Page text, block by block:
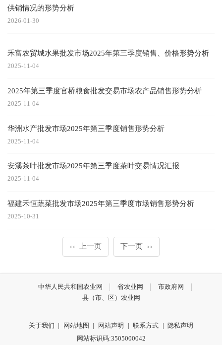
供销情况的形势分析
2026-01-30
禾富农贸城水果批发市场2025年第三季度销售、价格形势分析
2025-11-04
2025年第三季度官桥粮食批发交易市场农产品销售形势分析
2025-11-04
华洲水产批发市场2025年第三季度销售形势分析
2025-11-04
安溪茶叶批发市场2025年第三季度茶叶交易情况汇报
2025-11-04
福建禾恒蔬菜批发市场2025年第三季度市场销售形势分析
2025-10-31
<< 上一页 下一页 >>
中华人民共和国农业网 省农业网
市政府网
县（市、区）农业网
关于我们 | 网站地图 | 网站声明 | 联系方式 | 隐私声明
网站标识码:3505000042